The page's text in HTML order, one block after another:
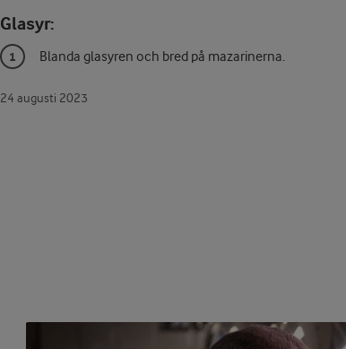
Glasyr:
Blanda glasyren och bred på mazarinerna.
24 augusti 2023